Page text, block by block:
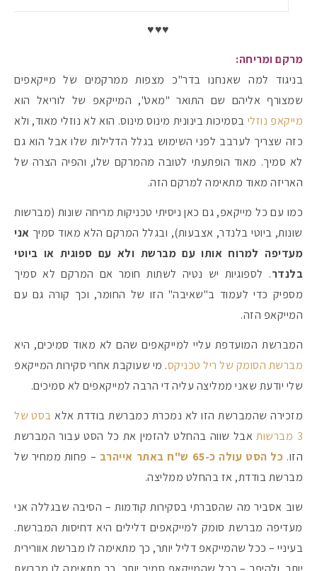
♥♥♥
מרקם ומריחה:
בניגוד למה שאנחנו בדר"כ מצפות ממרקמים של מייקאפים
שמצורף אליהם שם התואר "מאט", המייקאפ של לוריאל הוא
מייקאפ נוזלי בסמיכות בינונית מינוס מינוס. הוא לא נוזלי מאוד, ולא
כזה שצריך לערבב לפני השימוש בגלל הדלילות שלו אבל הוא גם
לא סמיך. מאוד הופתעתי לטובה מהמרקם שלו, והפיה הצרה של
האריזה מאוד מתאימה למרקם הזה.
כמו עם כל מייקאפ, גם כאן ניסיתי טכניקות מריחה שונות (מברשות
שונות, ביוטי בלנדר, אצבעות), ובגלל המרקם הלא מאוד סמיך אני
מעדיפה למרוח אותו עם מברשת ולא עם ספוגית או ביוטי
בלנדר. לספוגיות יש נטיה לשתות חומר אם המרקם לא סמיך
מספיק כדי לעמוד ב"שאיבה" הזו של החומר, וכך קורה גם עם
המייקאפ הזה.
המברשת המועדפת עליי למייקאפים שהם לא מאוד סמיכים, היא
מברשת הסומק של ריל טכניקס. מי שעוקבת אחרי סקירות המייקאפ
שלי יודעת שאני ממליצה עליה די הרבה למייקאפים לא סמיכים.
מזכירה שהמברשת הזו לא נמכרת כמברשת בודדת אלא בסט של
3 מברשות
אבל שווה בהחלט להזמין את כל הסט עבור המברשת
הזו. כל הסט עולה כ-65 ש"ח באתר אייהרב
– פחות ממחיר של
מברשת בודדת, אז בהחלט ממליצה.
שוב אסביר מה שהסברתי בסקירות קודמות – הסיבה שבגללה אני
מעדיפה מברשת סומק למייקאפים דלילים היא דחיסות המברשת.
בעיניי – ככל שהמייקאפ דליל יותר, כך מתאימה לו מברשת אוורירית